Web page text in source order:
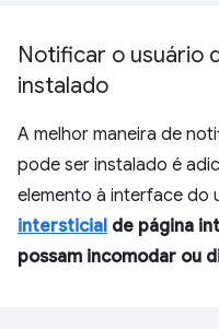
Notificar o usuário
instalado
A melhor maneira de
pode ser instalado é
elemento à interface do
intersticial de página
possam incomodar ou